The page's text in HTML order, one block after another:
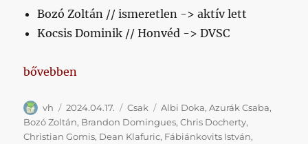
Bozó Zoltán // ismeretlen -> aktív lett
Kocsis Dominik // Honvéd -> DVSC
„Mi van veletek Honvédként kieső csapat
bővebben
Szerző
vh Közzétéve
2024.04.17. Kategória
Csak Címke
Albi Doka,Azurák Csaba,
Bozó Zoltán, Brandon Domingues,Chris Docherty,
Christian Gomis, Dean Klafuric, Fábiánkovits István,